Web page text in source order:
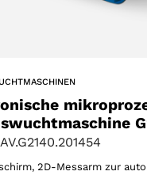
2D-Messarm zur